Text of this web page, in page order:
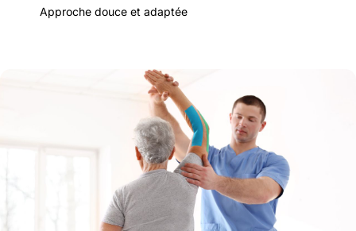
Approche douce et adaptée